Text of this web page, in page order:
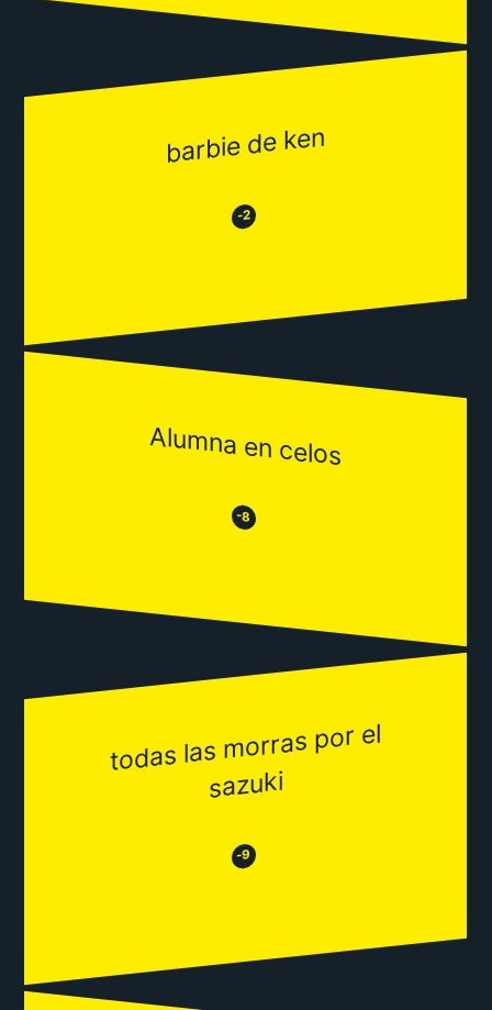
barbie de ken
😒 -2 😂
Alumna en celos
😒 -8 😂
todas las
morras por el
sazuki
😒 -9 😂